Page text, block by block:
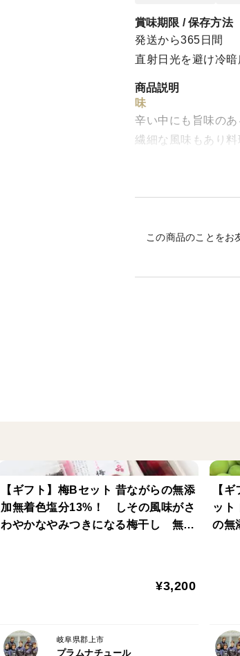
賞味期限 / 保存方法
発送から365日間
直射日光を避け冷
商品説明
味
辛い中にも旨味のあ
繊細な風味もあり料
様々な料理に合わ
この商品のことをお
【ギフト】梅Bセット 昔ながらの無添
加無着色塩分13%！ しその風味がさ
わやかなやみつきになる梅干し 無化
¥3,200
岐阜県郡上市
プラムナチュール
【
ット
の無